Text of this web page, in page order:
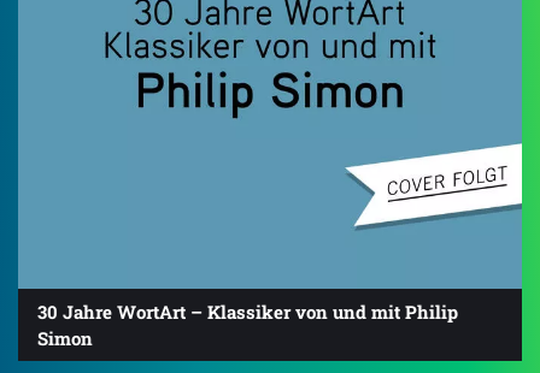
30 Jahre WortArt – Klassiker von und mit Philip
Simon